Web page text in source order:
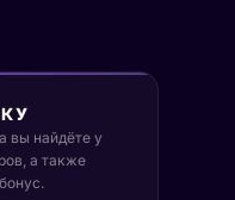
вы найдёте у
а также